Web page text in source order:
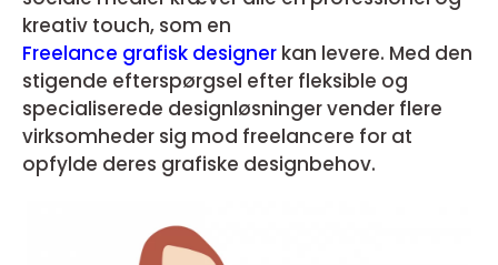
kreativ touch, som en
Freelance grafisk designer kan levere. Med den
stigende efterspørgsel efter fleksible og
specialiserede designløsninger vender flere
virksomheder sig mod freelancere for at
opfylde deres grafiske designbehov.